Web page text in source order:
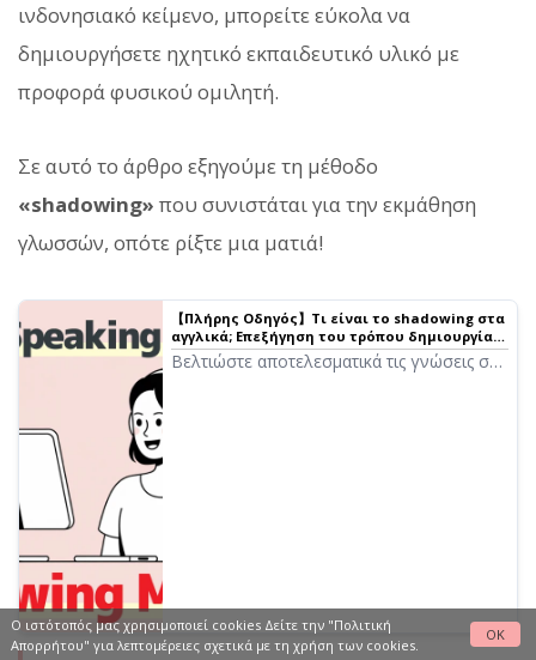
ινδονησιακό κείμενο, μπορείτε εύκολα να
δημιουργήσετε ηχητικό εκπαιδευτικό υλικό με
προφορά φυσικού ομιλητή.
Σε αυτό το άρθρο εξηγούμε τη μέθοδο
«shadowing» που συνιστάται για την εκμάθηση
γλωσσών, οπότε ρίξτε μια ματιά!
【Πλήρης Οδηγός】Τι είναι το shadowing στα
αγγλικά; Επεξήγηση του τρόπου δημιουργίας
δωρεάν εκπαιδευτικού υλικού!
Βελτιώστε αποτελεσματικά τις γνώσεις σας
Ο ιστότοπός μας χρησιμοποιεί cookies Δείτε την "Πολιτική
Απορρήτου" για λεπτομέρειες σχετικά με τη χρήση των cookies.
OK